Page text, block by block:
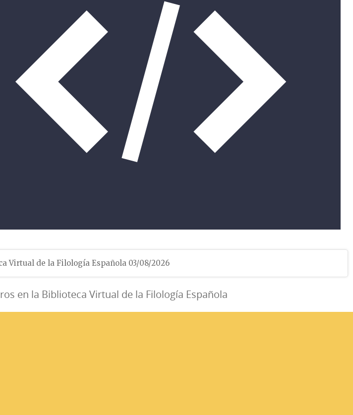
Virtual de la Filología Española 03/08/2026
en la Biblioteca Virtual de la Filología Española